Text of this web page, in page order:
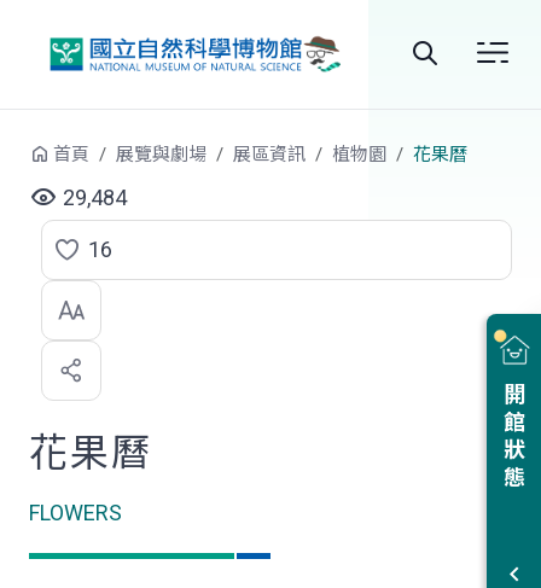
站
尋
開館狀態
首頁 展覽與劇場 展區資訊 植物園 花果曆
29,484
點
選
喜
歡
16
花果曆
FLOWERS